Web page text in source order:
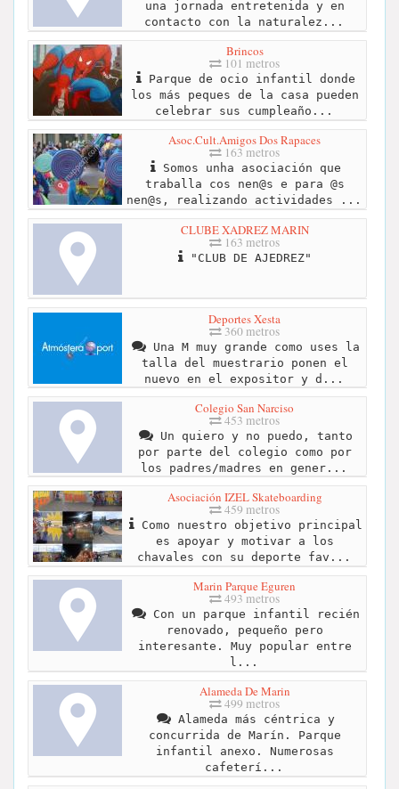
una jornada entretenida y en
contacto con la naturalez...
Brincos
101 metros
Parque de ocio infantil donde
los más peques de la casa pueden
celebrar sus cumpleaño...
Asoc.Cult.Amigos Dos Rapaces
163 metros
Somos unha asociación que
traballa cos nen@s e para @s
nen@s, realizando actividades ...
CLUBE XADREZ MARIN
163 metros
"CLUB DE AJEDREZ"
Deportes Xesta
360 metros
Una M muy grande como uses la
talla del muestrario ponen el
nuevo en el expositor y d...
Colegio San Narciso
453 metros
Un quiero y no puedo, tanto
por parte del colegio como por
los padres/madres en gener...
Asociación IZEL Skateboarding
459 metros
Como nuestro objetivo principal
es apoyar y motivar a los
chavales con su deporte fav...
Marin Parque Eguren
493 metros
Con un parque infantil recién
renovado, pequeño pero
interesante. Muy popular entre
l...
Alameda De Marin
499 metros
Alameda más céntrica y
concurrida de Marín. Parque
infantil anexo. Numerosas
cafeterí...